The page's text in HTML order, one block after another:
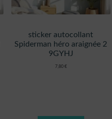
sticker autocollant
Spiderman héro araignée 2
9GYHJ
7,80 €